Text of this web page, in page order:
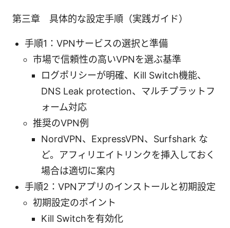
第三章 具体的な設定手順（実践ガイド）
手順1：VPNサービスの選択と準備
市場で信頼性の高いVPNを選ぶ基準
ログポリシーが明確、Kill Switch機能、
DNS Leak protection、マルチプラットフ
ォーム対応
推奨のVPN例
NordVPN、ExpressVPN、Surfshark な
ど。アフィリエイトリンクを挿入しておく
場合は適切に案内
手順2：VPNアプリのインストールと初期設定
初期設定のポイント
Kill Switchを有効化